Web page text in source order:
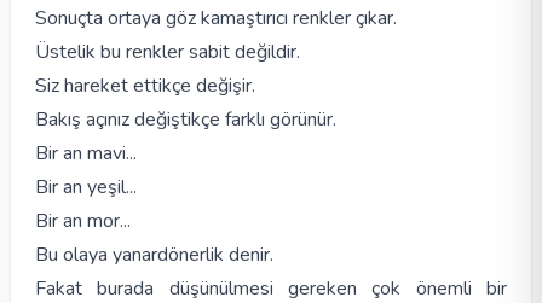
Sonuçta ortaya göz kamaştırıcı renkler çıkar.
Üstelik bu renkler sabit değildir.
Siz hareket ettikçe değişir.
Bakış açınız değiştikçe farklı görünür.
Bir an mavi...
Bir an yeşil...
Bir an mor...
Bu olaya yanardönerlik denir.
Fakat burada düşünülmesi gereken çok önemli bir